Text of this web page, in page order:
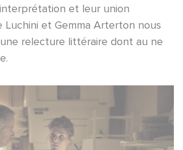
et leur union
Luchini et Gemma Arterton nous
relecture littéraire dont au ne